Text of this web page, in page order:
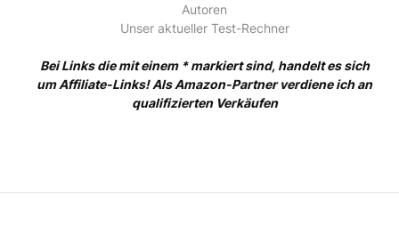
Autoren
Unser aktueller Test-Rechner
Bei Links die mit einem * markiert sind, handelt es sich
um Affiliate-Links! Als Amazon-Partner verdiene ich an
qualifizierten Verkäufen